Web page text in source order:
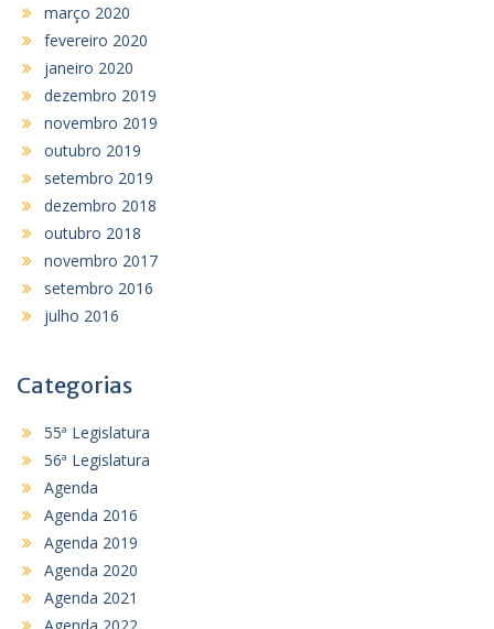
março 2020
fevereiro 2020
janeiro 2020
dezembro 2019
novembro 2019
outubro 2019
setembro 2019
dezembro 2018
outubro 2018
novembro 2017
setembro 2016
julho 2016
Categorias
55ª Legislatura
56ª Legislatura
Agenda
Agenda 2016
Agenda 2019
Agenda 2020
Agenda 2021